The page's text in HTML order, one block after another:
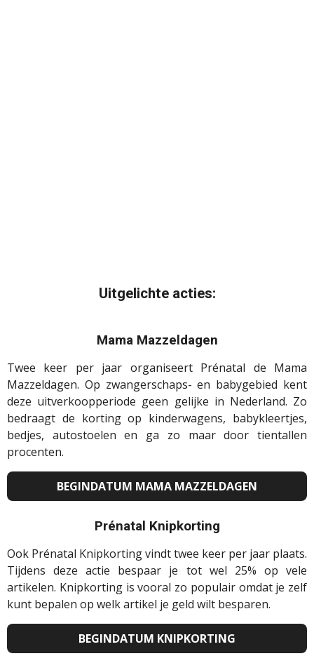
Uitgelichte acties:
Mama Mazzeldagen
Twee keer per jaar organiseert Prénatal de Mama
Mazzeldagen. Op zwangerschaps- en babygebied kent
deze uitverkoopperiode geen gelijke in Nederland. Zo
bedraagt de korting op kinderwagens, babykleertjes,
bedjes, autostoelen en ga zo maar door tientallen
procenten.
BEGINDATUM MAMA MAZZELDAGEN
Prénatal Knipkorting
Ook Prénatal Knipkorting vindt twee keer per jaar plaats.
Tijdens deze actie bespaar je tot wel 25% op vele
artikelen. Knipkorting is vooral zo populair omdat je zelf
kunt bepalen op welk artikel je geld wilt besparen.
BEGINDATUM KNIPKORTING